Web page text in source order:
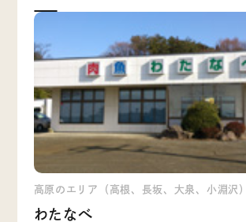
高原のエリア（高根、長坂、大泉、小淵沢）
わたなべ